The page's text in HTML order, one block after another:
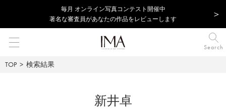
毎⽉ オンライン写真コンテスト開催中
著名な審査員があなたの作品をレビューします
Search
TOP 検索結果
新井卓